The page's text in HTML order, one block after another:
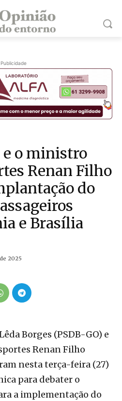
Publicidade
e o ministro
Renan Filho
do
e Brasília
2025
Borges (PSDB-GO) e
Renan Filho
nesta terça-feira (27)
para debater o
a implementação do